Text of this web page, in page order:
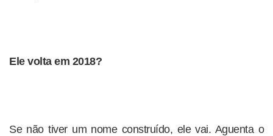
Ele volta em 2018?
Se não tiver um nome construído, ele vai. Aguenta o